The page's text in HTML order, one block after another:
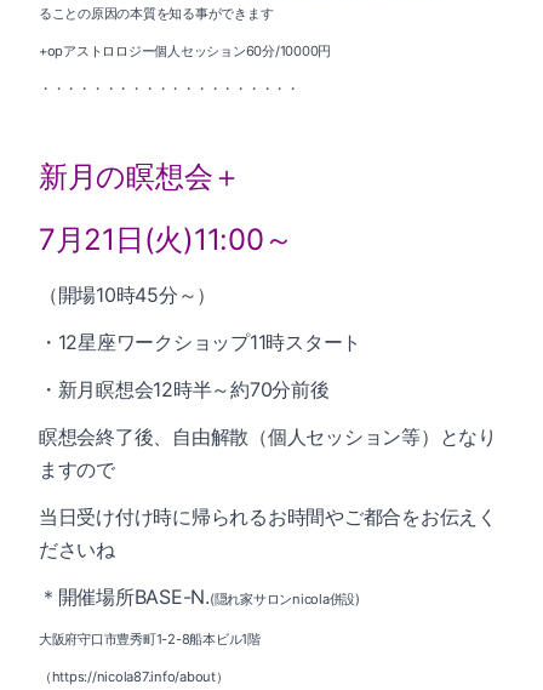
ることの原因の本質を知る事ができます
+opアストロロジー個人セッション60分/10000円
・・・・・・・・・・・・・・・・・・・・
新月の瞑想会＋
7月21日(火)11:00～
（開場10時45分～）
・12星座ワークショップ11時スタート
・新月瞑想会12時半～約70分前後
瞑想会終了後、自由解散（個人セッション等）となり
ますので
当日受け付け時に帰られるお時間やご都合をお伝えく
ださいね
＊開催場所BASE-N.(隠れ家サロンnicola併設)
大阪府守口市豊秀町1-2-8船本ビル1階
（https://nicola87.info/about）